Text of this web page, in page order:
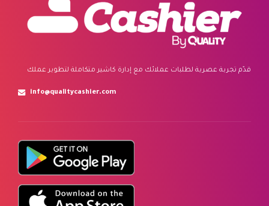
قدّم تجربة عصرية لطلبات عملائك مع إدارة كاشير متكاملة لتطوير عملك
info@qualitycashier.com